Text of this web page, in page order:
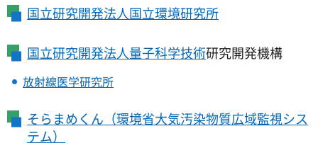
国立研究開発法人国立環境研究所
国立研究開発法人量子科学技術研究開発機構
放射線医学研究所
そらまめくん（環境省大気汚染物質広域監視シス
テム）